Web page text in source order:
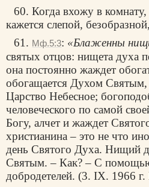
60. Когда вхожу в
кажется слепой,
61. Мф.5:3: «Блаженны
святых отцов: нищета духа
она постоянно жаждет
обогащается Духом Святым,
Царство Небесное;
человеческого по самой
Богу, алчет и жаждет
христианина – это не что
день Святого Духа. Нищий
Святым. – Как? – С
добродетелей. (3. IX. 1966